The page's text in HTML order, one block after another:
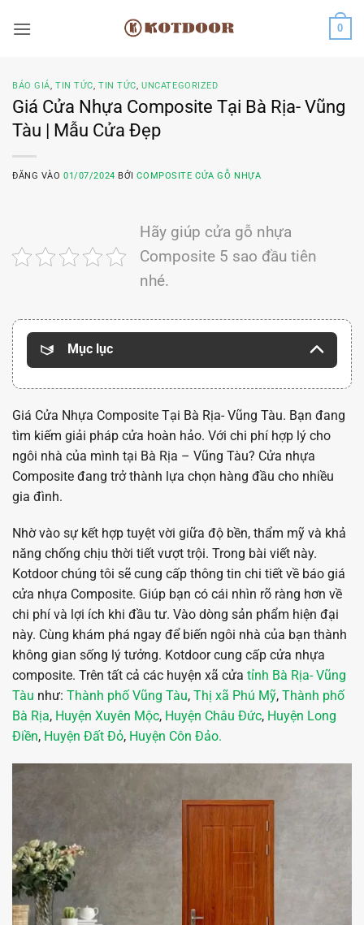
qua
0
BÁO GIÁ,TIN TỨC,TIN TỨC,UNCATEGORIZED
Giá Cửa Nhựa Composite Tại Bà Rịa- Vũng
Tàu | Mẫu Cửa Đẹp
ĐĂNG VÀO01/07/2024 BỞICOMPOSITE CỬA GỖ NHỰA
Hãy giúp cửa gỗ nhựa
Composite 5 sao đầu tiên
nhé.
Mục lục
Giá Cửa Nhựa Composite Tại Bà Rịa- Vũng Tàu. Bạn đang
tìm kiếm giải pháp cửa hoàn hảo. Với chi phí hợp lý cho
ngôi nhà của mình tại Bà Rịa – Vũng Tàu? Cửa nhựa
Composite đang trở thành lựa chọn hàng đầu cho nhiều
gia đình.
Nhờ vào sự kết hợp tuyệt vời giữa độ bền, thẩm mỹ và khả
năng chống chịu thời tiết vượt trội. Trong bài viết này.
Kotdoor chúng tôi sẽ cung cấp thông tin chi tiết về báo giá
cửa nhựa Composite. Giúp bạn có cái nhìn rõ ràng hơn về
chi phí và lợi ích khi đầu tư. Vào dòng sản phẩm hiện đại
này. Cùng khám phá ngay để biến ngôi nhà của bạn thành
không gian sống lý tưởng. Kotdoor cung cấp cửa nhựa
composite. Trên tất cả các huyện xã cửa tỉnh Bà Rịa- Vũng
Tàu như: Thành phố Vũng Tàu, Thị xã Phú Mỹ, Thành phố
Bà Rịa, Huyện Xuyên Mộc, Huyện Châu Đức, Huyện Long
Điền, Huyện Đất Đỏ, Huyện Côn Đảo.